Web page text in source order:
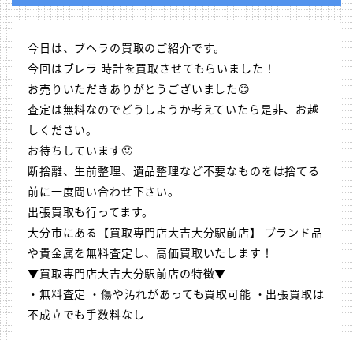
今日は、ブヘラの買取のご紹介です。
今回はブレラ 時計を買取させてもらいました！
お売りいただきありがとうございました😊
査定は無料なのでどうしようか考えていたら是非、お越
しください。
お待ちしています🙂
断捨離、生前整理、遺品整理など不要なものをは捨てる
前に一度問い合わせ下さい。
出張買取も行ってます。
大分市にある【買取専門店大吉大分駅前店】 ブランド品
や貴金属を無料査定し、高価買取いたします！
▼買取専門店大吉大分駅前店の特徴▼
・無料査定 ・傷や汚れがあっても買取可能 ・出張買取は
不成立でも手数料なし